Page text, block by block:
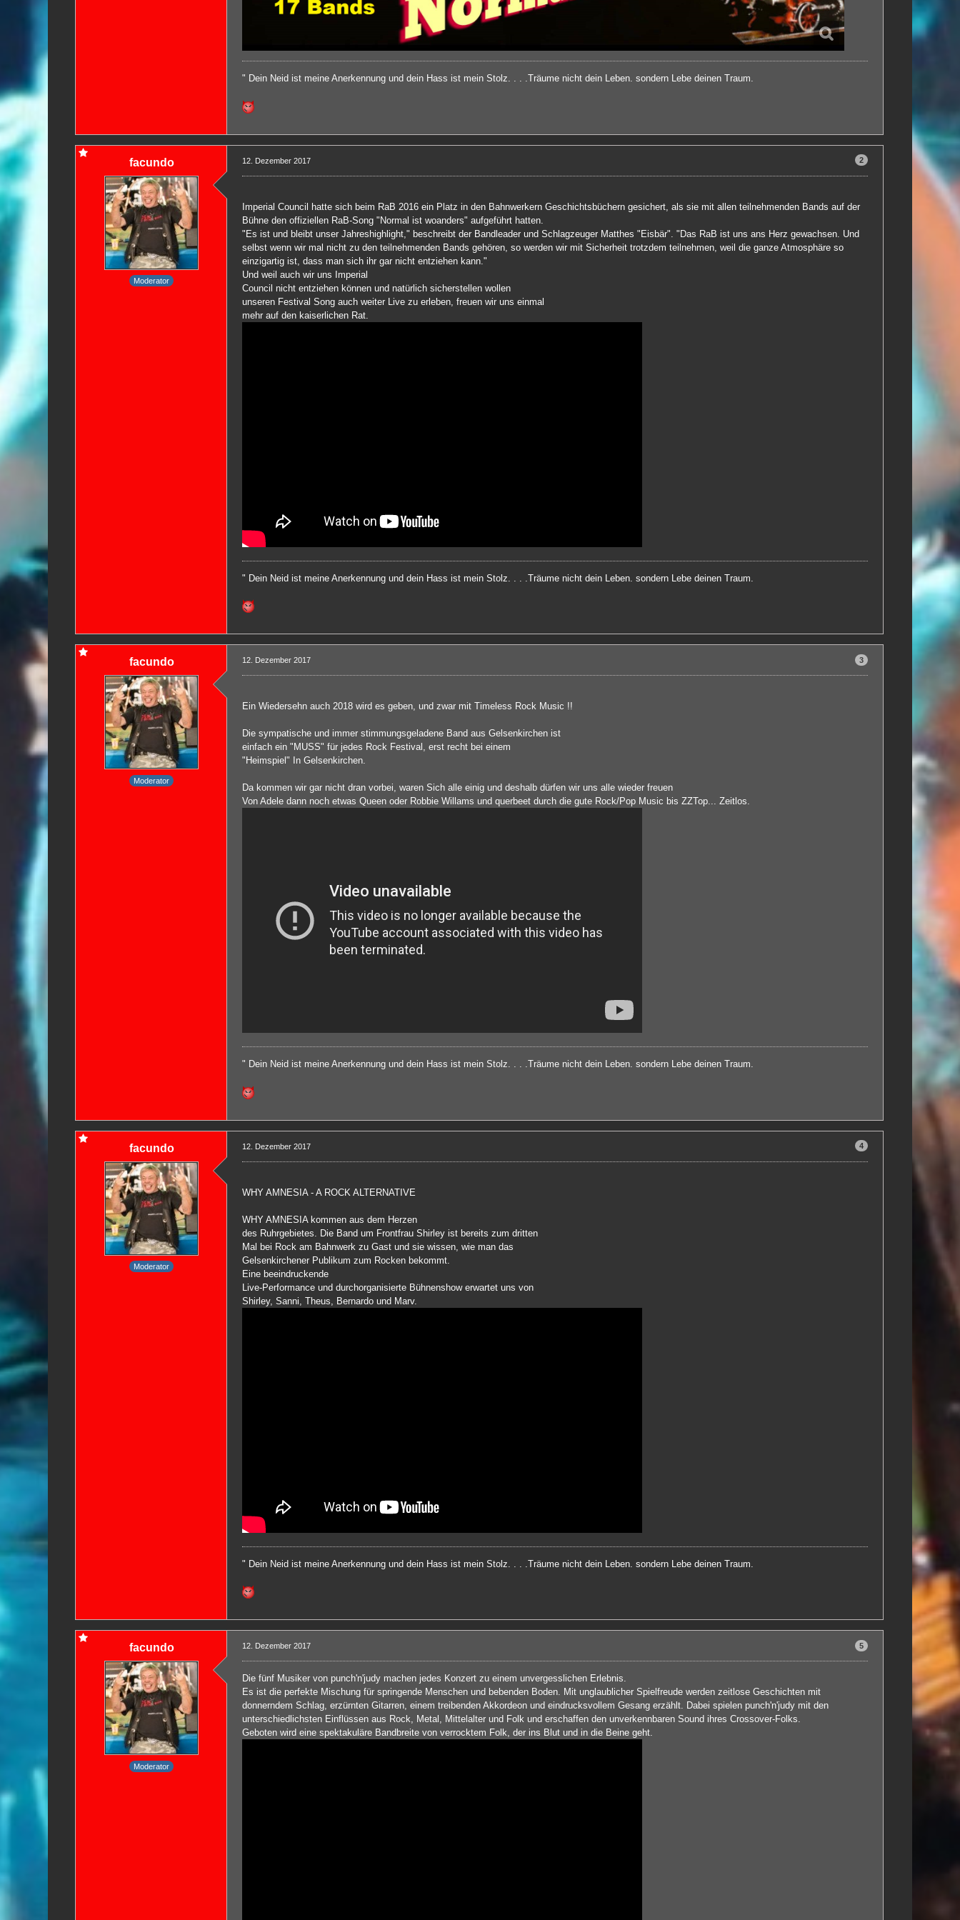
" Dein Neid ist meine Anerkennung und dein Hass ist mein Stolz. . . .Träume nicht dein Leben. sondern Lebe deinen Traum.
facundo
Moderator
2
12. Dezember 2017
Imperial Council hatte sich beim RaB 2016 ein Platz in den Bahnwerkern Geschichtsbüchern gesichert, als sie mit allen teilnehmenden Bands auf der
Bühne den offiziellen RaB-Song "Normal ist woanders" aufgeführt hatten.
"Es ist und bleibt unser Jahreshighlight," beschreibt der Bandleader und Schlagzeuger Matthes "Eisbär". "Das RaB ist uns ans Herz gewachsen. Und
selbst wenn wir mal nicht zu den teilnehmenden Bands gehören, so werden wir mit Sicherheit trotzdem teilnehmen, weil die ganze Atmosphäre so
einzigartig ist, dass man sich ihr gar nicht entziehen kann."
Und weil auch wir uns Imperial
Council nicht entziehen können und natürlich sicherstellen wollen
unseren Festival Song auch weiter Live zu erleben, freuen wir uns einmal
mehr auf den kaiserlichen Rat.
" Dein Neid ist meine Anerkennung und dein Hass ist mein Stolz. . . .Träume nicht dein Leben. sondern Lebe deinen Traum.
facundo
Moderator
3
12. Dezember 2017
Ein Wiedersehn auch 2018 wird es geben, und zwar mit Timeless Rock Music !!
Die sympatische und immer stimmungsgeladene Band aus Gelsenkirchen ist
einfach ein "MUSS" für jedes Rock Festival, erst recht bei einem
"Heimspiel" In Gelsenkirchen.
Da kommen wir gar nicht dran vorbei, waren Sich alle einig und deshalb dürfen wir uns alle wieder freuen
Von Adele dann noch etwas Queen oder Robbie Willams und querbeet durch die gute Rock/Pop Music bis ZZTop... Zeitlos.
" Dein Neid ist meine Anerkennung und dein Hass ist mein Stolz. . . .Träume nicht dein Leben. sondern Lebe deinen Traum.
facundo
Moderator
4
12. Dezember 2017
WHY AMNESIA - A ROCK ALTERNATIVE
WHY AMNESIA kommen aus dem Herzen
des Ruhrgebietes. Die Band um Frontfrau Shirley ist bereits zum dritten
Mal bei Rock am Bahnwerk zu Gast und sie wissen, wie man das
Gelsenkirchener Publikum zum Rocken bekommt.
Eine beeindruckende
Live-Performance und durchorganisierte Bühnenshow erwartet uns von
Shirley, Sanni, Theus, Bernardo und Marv.
" Dein Neid ist meine Anerkennung und dein Hass ist mein Stolz. . . .Träume nicht dein Leben. sondern Lebe deinen Traum.
facundo
Moderator
5
12. Dezember 2017
Die fünf Musiker von punch'n'judy machen jedes Konzert zu einem unvergesslichen Erlebnis.
Es ist die perfekte Mischung für springende Menschen und bebenden Boden. Mit unglaublicher Spielfreude werden zeitlose Geschichten mit
donnerndem Schlag, erzürnten Gitarren, einem treibenden Akkordeon und eindrucksvollem Gesang erzählt. Dabei spielen punch'n'judy mit den
unterschiedlichsten Einflüssen aus Rock, Metal, Mittelalter und Folk und erschaffen den unverkennbaren Sound ihres Crossover-Folks.
Geboten wird eine spektakuläre Bandbreite von verrocktem Folk, der ins Blut und in die Beine geht.